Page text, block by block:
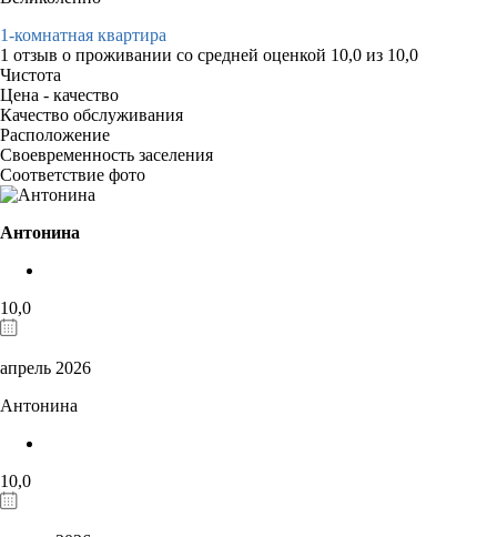
1-комнатная квартира
1 отзыв о проживании со средней оценкой 10,0 из 10,0
Чистота
Цена - качество
Качество обслуживания
Расположение
Своевременность заселения
Соответствие фото
Антонина
10,0
апрель 2026
Антонина
10,0